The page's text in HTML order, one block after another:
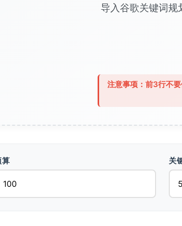
导入谷歌关键词规
注意事项：前3行不
算 关